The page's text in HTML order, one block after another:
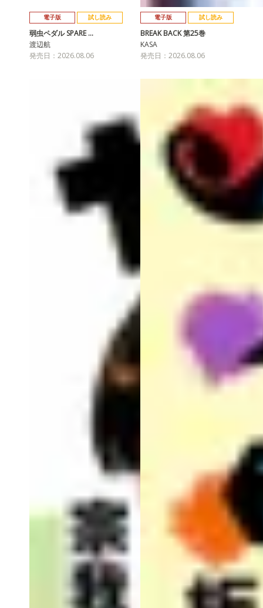
電子版 試し読み
弱虫ペダル SPARE …
渡辺航
発売日：2026.08.06
電子版 試し読み
BREAK BACK 第25巻
KASA
発売日：2026.08.06